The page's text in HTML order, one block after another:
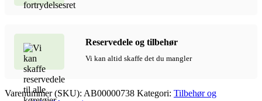
Reservedele og tilbehør
Vi kan altid skaffe det du mangler
Varenummer (SKU): AB00000738 Kategori: Tilbehør og